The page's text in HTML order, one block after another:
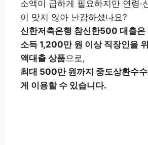
소액이 급하게 필요하지만 연령·
이 맞지 않아 난감하셨나요?
신한저축은행 참신한500 대출은
소득 1,200만 원 이상 직장인을
액대출 상품으로,
최대 500만 원까지 중도상환수
게 이용할 수 있습니다.